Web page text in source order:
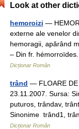
Look at other
hemoroizi —
externe ale venelor
hemoragii, apărând
– Din fr.
Dicționar Român
trând — FLOARE DE
23.11.2007. Sursa:
puturos, trândav,
Sinonime trând1,
Dicționar Român